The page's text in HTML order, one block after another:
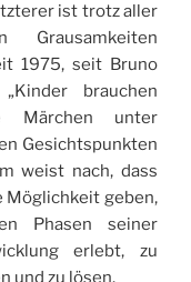
ist trotz aller
1975, seit Bruno
brauchen
Märchen unter
Gesichtspunkten
weist nach, dass
Möglichkeit geben,
Phasen seiner
erlebt, zu
und zu lösen.